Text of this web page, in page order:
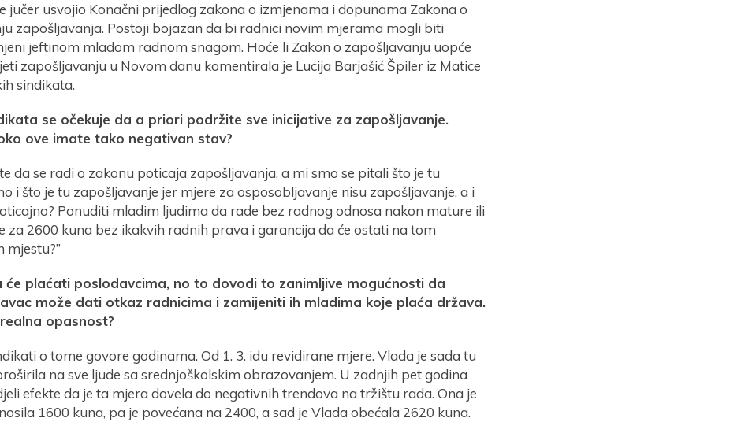
jučer usvojio Konačni prijedlog zakona o izmjenama i dopunama Zakona o
zapošljavanja. Postoji bojazan da bi radnici novim mjerama mogli biti
jeftinom mladom radnom snagom. Hoće li Zakon o zapošljavanju uopće
zapošljavanju u Novom danu komentirala je Lucija Barjašić Špiler iz Matice
sindikata.
se očekuje da a priori podržite sve inicijative za zapošljavanje.
ove imate tako negativan stav?
da se radi o zakonu poticaja zapošljavanja, a mi smo se pitali što je tu
i što je tu zapošljavanje jer mjere za osposobljavanje nisu zapošljavanje, a i
Ponuditi mladim ljudima da rade bez radnog odnosa nakon mature ili
za 2600 kuna bez ikakvih radnih prava i garancija da će ostati na tom
mjestu?”
će plaćati poslodavcima, no to dovodi to zanimljive mogućnosti da
može dati otkaz radnicima i zamijeniti ih mladima koje plaća država.
opasnost?
o tome govore godinama. Od 1. 3. idu revidirane mjere. Vlada je sada tu
na sve ljude sa srednjoškolskim obrazovanjem. U zadnjih pet godina
efekte da je ta mjera dovela do negativnih trendova na tržištu rada. Ona je
1600 kuna, pa je povećana na 2400, a sad je Vlada obećala 2620 kuna.